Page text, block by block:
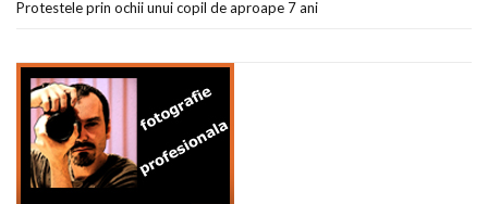
Protestele prin ochii unui copil de aproape 7 ani